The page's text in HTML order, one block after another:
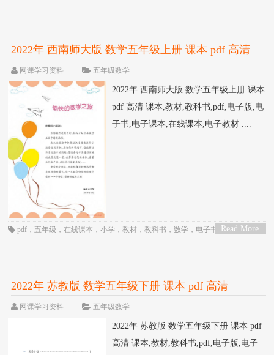
2022年 西南师大版 数学五年级上册 课本 pdf 高清
网课学习资料 五年级数学
2022年 西南师大版 数学五年级上册 课本
pdf 高清 课本,教材,教科书,pdf,电子版,电
子书,电子课本,在线课本,电子教材 ....
Read More
pdf ， 五年级 ，在线课本 ，小学 ，教材 ，教科书 ，数学 ， 电子书 ，电子教
2022年 苏教版 数学五年级下册 课本 pdf 高清
网课学习资料 五年级数学
2022年 苏教版 数学五年级下册 课本 pdf
高清 课本,教材,教科书,pdf,电子版,电子